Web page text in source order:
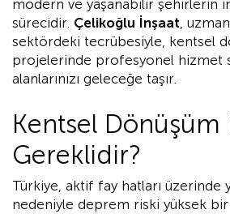
modern ve yaşanabilir şehirlerin
sürecidir. Çelikoğlu İnşaat,
sektördeki tecrübesiyle, kentsel
projelerinde profesyonel hizmet
alanlarınızı geleceğe taşır.
Kentsel Dönüşüm
Gereklidir?
Türkiye, aktif fay hatları üzerinde
nedeniyle deprem riski yüksek bir